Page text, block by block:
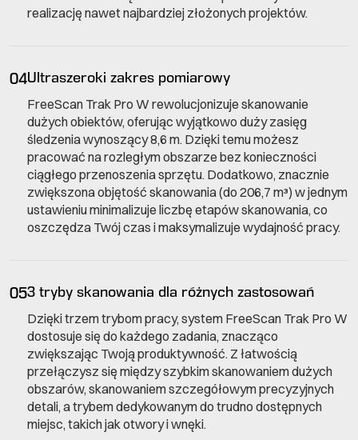
realizację nawet najbardziej złożonych projektów.
04Ultraszeroki zakres pomiarowy
FreeScan Trak Pro W rewolucjonizuje skanowanie
dużych obiektów, oferując wyjątkowo duży zasięg
śledzenia wynoszący 8,6 m. Dzięki temu możesz
pracować na rozległym obszarze bez konieczności
ciągłego przenoszenia sprzętu. Dodatkowo, znacznie
zwiększona objętość skanowania (do 206,7 m³) w jednym
ustawieniu minimalizuje liczbę etapów skanowania, co
oszczędza Twój czas i maksymalizuje wydajność pracy.
053 tryby skanowania dla różnych zastosowań
Dzięki trzem trybom pracy, system FreeScan Trak Pro W
dostosuje się do każdego zadania, znacząco
zwiększając Twoją produktywność. Z łatwością
przełączysz się między szybkim skanowaniem dużych
obszarów, skanowaniem szczegółowym precyzyjnych
detali, a trybem dedykowanym do trudno dostępnych
miejsc, takich jak otwory i wnęki.